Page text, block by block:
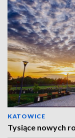
KATOWICE
Tysiące nowych